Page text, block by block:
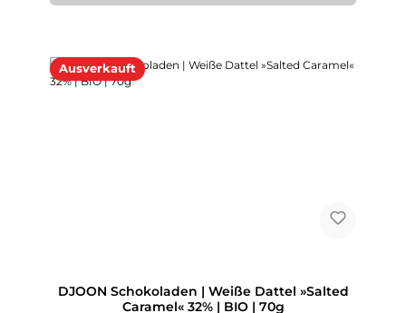
Ausverkauft
DJOON Schokoladen | Weiße Dattel »Salted
Caramel« 32% | BIO | 70g